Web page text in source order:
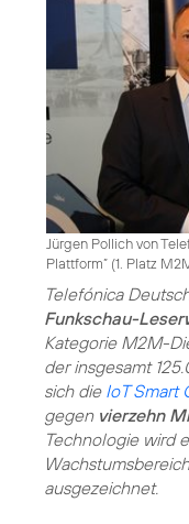
Jürgen Pollich von
Plattform” (1. Platz
Telefónica
Funkschau-
Kategorie M2M-
der insgesamt
sich die IoT Smart
gegen vierzehn
Technologie wird
ausgezeichnet.